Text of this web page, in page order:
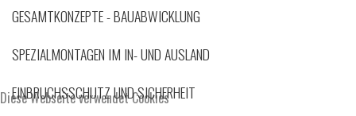
Diese Webseite verwendet Cookies
GESAMTKONZEPTE - BAUABWICKLUNG
SPEZIALMONTAGEN IM IN- UND AUSLAND
EINBRUCHSSCHUTZ UND SICHERHEIT